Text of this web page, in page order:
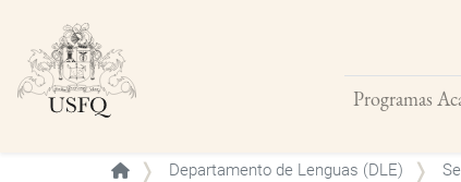
Programas
Buscar
Departamento de Lenguas (DLE)